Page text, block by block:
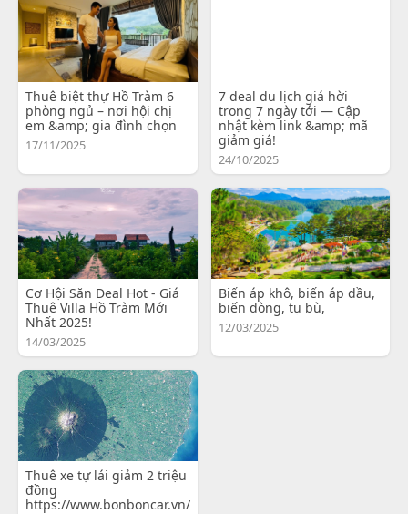
Thuê biệt thự Hồ Tràm 6
phòng ngủ – nơi hội chị
em &amp; gia đình chọn
17/11/2025
7 deal du lịch giá hời
trong 7 ngày tới — Cập
nhật kèm link &amp; mã
giảm giá!
24/10/2025
Cơ Hội Săn Deal Hot - Giá
Thuê Villa Hồ Tràm Mới
Nhất 2025!
14/03/2025
Biến áp khô, biến áp dầu,
biến dòng, tụ bù,
12/03/2025
Thuê xe tự lái giảm 2 triệu
đồng
https://www.bonboncar.vn/